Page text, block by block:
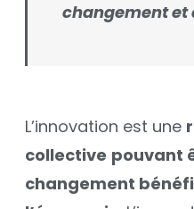
changement et
L’innovation est une
collective pouvant
changement